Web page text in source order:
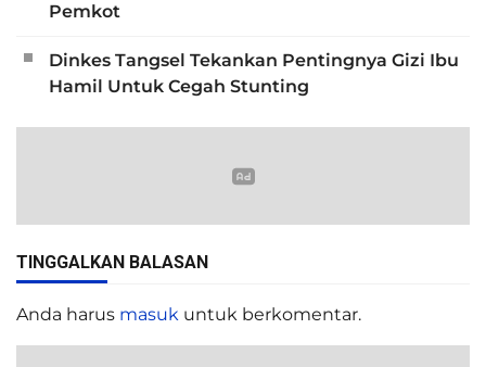
Pemkot
Dinkes Tangsel Tekankan Pentingnya Gizi Ibu
Hamil Untuk Cegah Stunting
TINGGALKAN BALASAN
Anda harus masuk untuk berkomentar.